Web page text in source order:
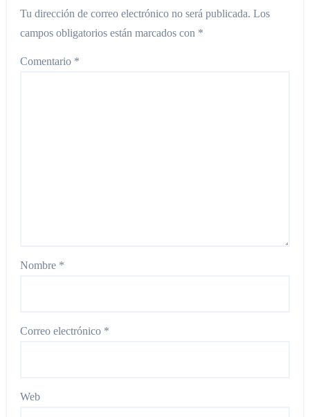
Tu dirección de correo electrónico no será publicada. Los
campos obligatorios están marcados con *
Comentario *
Nombre *
Correo electrónico *
Web